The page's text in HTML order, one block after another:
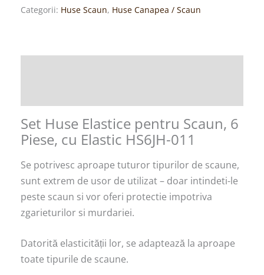
Categorii: Huse Scaun, Huse Canapea / Scaun
Set Huse Elastice pentru Scaun, 6
Piese, cu Elastic HS6JH-011
Se potrivesc aproape tuturor tipurilor de scaune,
sunt extrem de usor de utilizat – doar intindeti-le
peste scaun si vor oferi protectie impotriva
zgarieturilor si murdariei.
Datorită elasticității lor, se adaptează la aproape
toate tipurile de scaune.